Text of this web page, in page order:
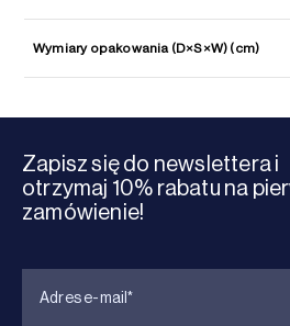
Wymiary opakowania (D×S×W) (cm)
Zapisz się do newslettera i
otrzymaj 10% rabatu na
zamówienie!